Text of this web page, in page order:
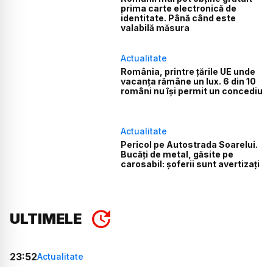
prima carte electronică de
identitate. Până când este
valabilă măsura
Actualitate
România, printre țările UE unde
vacanța rămâne un lux. 6 din 10
români nu își permit un concediu
Actualitate
Pericol pe Autostrada Soarelui.
Bucăți de metal, găsite pe
carosabil: șoferii sunt avertizați
ULTIMELE
23:52Actualitate